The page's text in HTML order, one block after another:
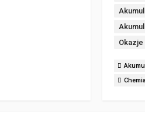
Okazje